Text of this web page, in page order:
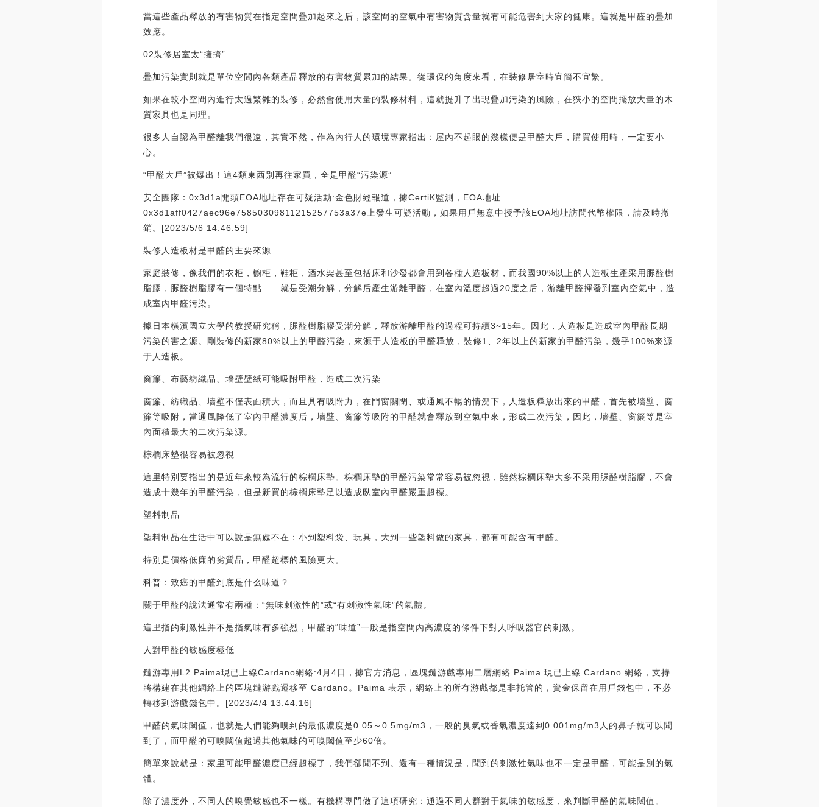
當這些產品釋放的有害物質在指定空間疊加起來之后，該空間的空氣中有害物質含量就有可能危害到大家的健康。這就是甲醛的疊加
效應。
02裝修居室太“擁擠”
疊加污染實則就是單位空間內各類產品釋放的有害物質累加的結果。從環保的角度來看，在裝修居室時宜簡不宜繁。
如果在較小空間內進行太過繁雜的裝修，必然會使用大量的裝修材料，這就提升了出現疊加污染的風險，在狹小的空間擺放大量的木
質家具也是同理。
很多人自認為甲醛離我們很遠，其實不然，作為內行人的環境專家指出：屋內不起眼的幾樣便是甲醛大戶，購買使用時，一定要小
心。
“甲醛大戶”被爆出！這4類東西別再往家買，全是甲醛“污染源”
安全團隊：0x3d1a開頭EOA地址存在可疑活動:金色財經報道，據CertiK監測，EOA地址
0x3d1aff0427aec96e75850309811215257753a37e上發生可疑活動，如果用戶無意中授予該EOA地址訪問代幣權限，請及時撤
銷。[2023/5/6 14:46:59]
裝修人造板材是甲醛的主要來源
家庭裝修，像我們的衣柜，櫥柜，鞋柜，酒水架甚至包括床和沙發都會用到各種人造板材，而我國90%以上的人造板生產采用脲醛樹
脂膠，脲醛樹脂膠有一個特點——就是受潮分解，分解后產生游離甲醛，在室內溫度超過20度之后，游離甲醛揮發到室內空氣中，造
成室內甲醛污染。
據日本橫濱國立大學的教授研究稱，脲醛樹脂膠受潮分解，釋放游離甲醛的過程可持續3~15年。因此，人造板是造成室內甲醛長期
污染的害之源。剛裝修的新家80%以上的甲醛污染，來源于人造板的甲醛釋放，裝修1、2年以上的新家的甲醛污染，幾乎100%來源
于人造板。
窗簾、布藝紡織品、墻壁壁紙可能吸附甲醛，造成二次污染
窗簾、紡織品、墻壁不僅表面積大，而且具有吸附力，在門窗關閉、或通風不暢的情況下，人造板釋放出來的甲醛，首先被墻壁、窗
簾等吸附，當通風降低了室內甲醛濃度后，墻壁、窗簾等吸附的甲醛就會釋放到空氣中來，形成二次污染，因此，墻壁、窗簾等是室
內面積最大的二次污染源。
棕櫚床墊很容易被忽視
這里特別要指出的是近年來較為流行的棕櫚床墊。棕櫚床墊的甲醛污染常常容易被忽視，雖然棕櫚床墊大多不采用脲醛樹脂膠，不會
造成十幾年的甲醛污染，但是新買的棕櫚床墊足以造成臥室內甲醛嚴重超標。
塑料制品
塑料制品在生活中可以說是無處不在：小到塑料袋、玩具，大到一些塑料做的家具，都有可能含有甲醛。
特別是價格低廉的劣質品，甲醛超標的風險更大。
科普：致癌的甲醛到底是什么味道？
關于甲醛的說法通常有兩種：“無味刺激性的”或“有刺激性氣味”的氣體。
這里指的刺激性并不是指氣味有多強烈，甲醛的“味道”一般是指空間內高濃度的條件下對人呼吸器官的刺激。
人對甲醛的敏感度極低
鏈游專用L2 Paima現已上線Cardano網絡:4月4日，據官方消息，區塊鏈游戲專用二層網絡 Paima 現已上線 Cardano 網絡，支持
將構建在其他網絡上的區塊鏈游戲遷移至 Cardano。Paima 表示，網絡上的所有游戲都是非托管的，資金保留在用戶錢包中，不必
轉移到游戲錢包中。[2023/4/4 13:44:16]
甲醛的氣味閾值，也就是人們能夠嗅到的最低濃度是0.05～0.5mg/m3，一般的臭氣或香氣濃度達到0.001mg/m3人的鼻子就可以聞
到了，而甲醛的可嗅閾值超過其他氣味的可嗅閾值至少60倍。
簡單來說就是：家里可能甲醛濃度已經超標了，我們卻聞不到。還有一種情況是，聞到的刺激性氣味也不一定是甲醛，可能是別的氣
體。
除了濃度外，不同人的嗅覺敏感也不一樣。有機構專門做了這項研究：通過不同人群對于氣味的敏感度，來判斷甲醛的氣味閾值。